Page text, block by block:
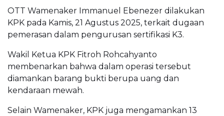
OTT Wamenaker Immanuel Ebenezer dilakukan
KPK pada Kamis, 21 Agustus 2025, terkait dugaan
pemerasan dalam pengurusan sertifikasi K3.
Wakil Ketua KPK Fitroh Rohcahyanto
membenarkan bahwa dalam operasi tersebut
diamankan barang bukti berupa uang dan
kendaraan mewah.
Selain Wamenaker, KPK juga mengamankan 13